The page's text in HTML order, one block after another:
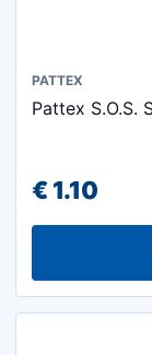
PATTEX
Pattex S.O.S.
€1.10